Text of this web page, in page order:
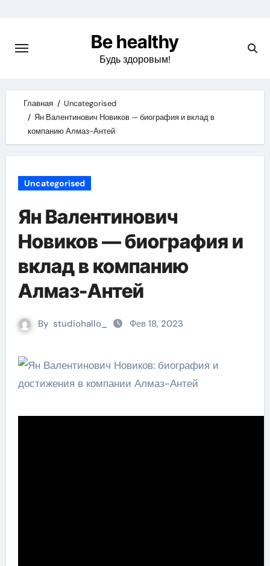
content
Be healthy
Будь здоровым!
Главная
Uncategorised
Ян Валентинович Новиков — биография и вклад в
компанию Алмаз-Антей
Uncategorised
Ян Валентинович
Новиков — биография и
вклад в компанию
Алмаз-Антей
By studiohallo_ Фев 18, 2023